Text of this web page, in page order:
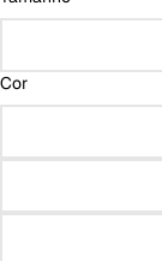
Cor